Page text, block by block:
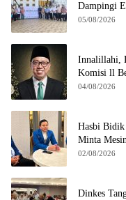
Dampingi
05/08/2026
Innalillahi,
Komisi ll
04/08/2026
Hasbi Bidik
Minta
02/08/2026
Dinkes